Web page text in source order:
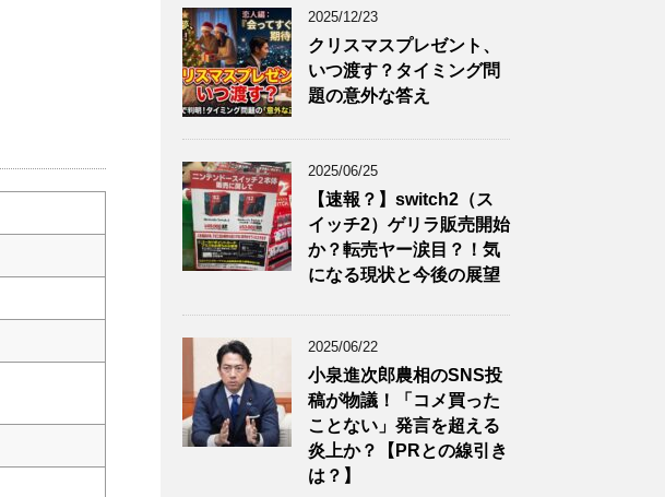
2025/12/23
クリスマスプレゼント、
いつ渡す？タイミング問
題の意外な答え
2025/06/25
【速報？】switch2（ス
イッチ2）ゲリラ販売開始
か？転売ヤー涙目？！気
になる現状と今後の展望
2025/06/22
小泉進次郎農相のSNS投
稿が物議！「コメ買った
ことない」発言を超える
炎上か？【PRとの線引き
は？】